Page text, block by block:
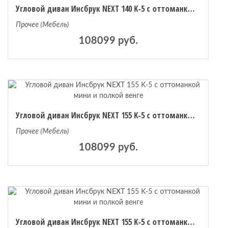
Угловой диван Инсбрук NEXT 140 K-5 с оттоманкой мини и полкой венге
Прочее (Мебель)
108099 руб.
Угловой диван Инсбрук NEXT 155 K-5 с оттоманкой мини и полкой венге
Прочее (Мебель)
108099 руб.
Угловой диван Инсбрук NEXT 155 K-5 с оттоманкой мини и полкой венге